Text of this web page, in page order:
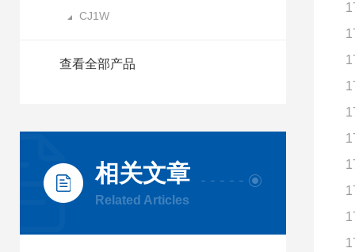
CJ1W
查看全部产品
相关文章
Related Articles